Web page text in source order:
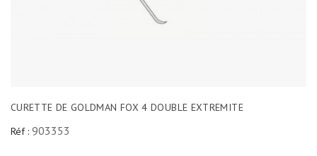
CURETTE DE GOLDMAN FOX 4 DOUBLE EXTREMITE
Réf : 903353